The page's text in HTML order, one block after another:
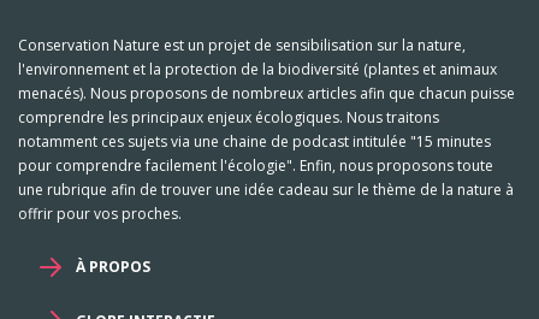
Conservation Nature est un projet de sensibilisation sur la nature,
l'environnement et la protection de la biodiversité (plantes et animaux
menacés). Nous proposons de nombreux articles afin que chacun puisse
comprendre les principaux enjeux écologiques. Nous traitons
notamment ces sujets via une chaine de podcast intitulée "15 minutes
pour comprendre facilement l'écologie". Enfin, nous proposons toute
une rubrique afin de trouver une idée cadeau sur le thème de la nature à
offrir pour vos proches.
À PROPOS